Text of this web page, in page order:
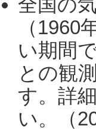
（
い期間
との観
す。詳
い。（